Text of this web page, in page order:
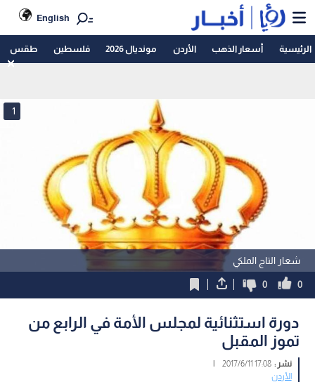
English
الرئيسية أسعار الذهب الأردن مونديال 2026 فلسطين طقس
شعار التاج الملكي
1
0
0
دورة استثنائية لمجلس الأمة في الرابع من
تموز المقبل
نشر :17:08 2017/6/11
|
الأردن